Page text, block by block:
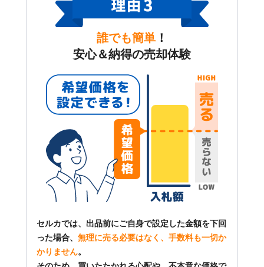
誰でも簡単 ！
安心＆納得の売却体験
セルカでは、出品前にご自身で設定した金額を下回
った場合、 無理に売る必要はなく、手数料も一切か
かりません。